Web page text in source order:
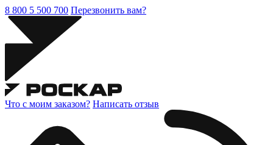
8 800 5 500 700 Перезвонить вам?
Что с моим заказом? Написать отзыв